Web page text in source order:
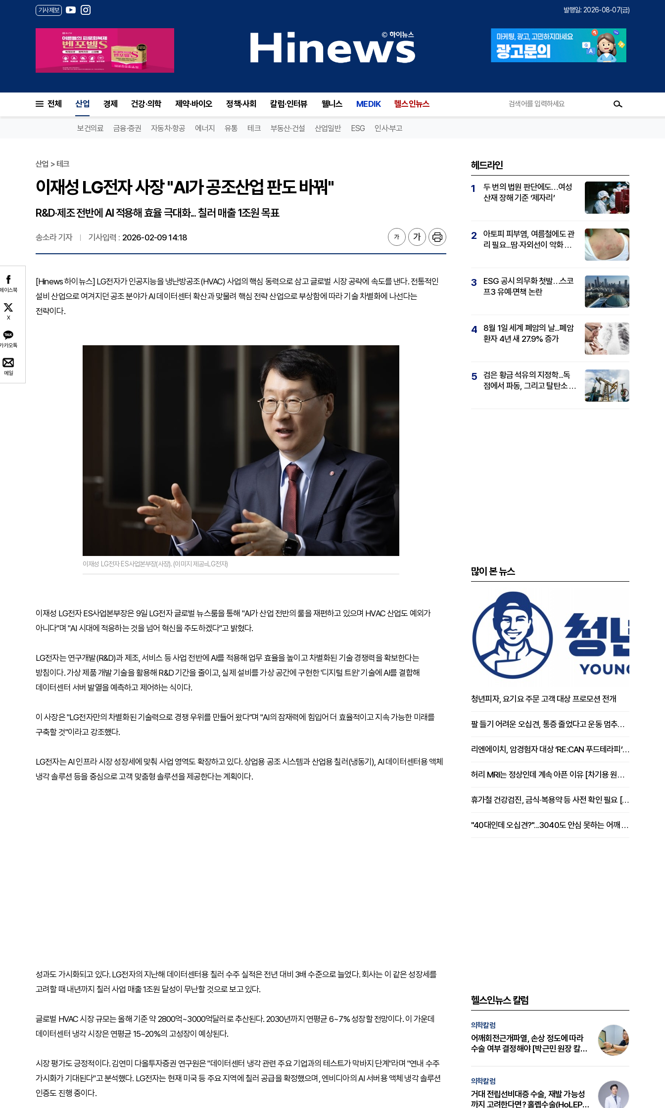
기사제보 발행일: 2026-08-07(금)
전체 산업 경제 건강·의학 제약·바이오 정책·사회 칼럼·인터뷰 웰니스 MEDIK 헬스인뉴스
보건의료 금융·증권 자동차·항공 에너지 유통 테크 부동산·건설 산업일반 ESG 인사·부고
이스북
X
카오톡
메일
산업 > 테크
이재성 LG전자 사장 "AI가 공조산업 판도 바꿔"
R&D·제조 전반에 AI 적용해 효율 극대화... 칠러 매출 1조원 목표
송소라 기자 기사입력 : 2026-02-09 14:18
[Hinews 하이뉴스] LG전자가 인공지능을 냉난방공조(HVAC) 사업의 핵심 동력으로 삼고 글로벌 시장 공략에 속도를 낸다. 전통적인
설비 산업으로 여겨지던 공조 분야가 AI 데이터센터 확산과 맞물려 핵심 전략 산업으로 부상함에 따라 기술 차별화에 나선다는
전략이다.
이재성 LG전자 ES사업본부장(사장). (이미지 제공=LG전자)
이재성 LG전자 ES사업본부장은 9일 LG전자 글로벌 뉴스룸을 통해 "AI가 산업 전반의 룰을 재편하고 있으며 HVAC 산업도 예외가
아니다"며 "AI 시대에 적응하는 것을 넘어 혁신을 주도하겠다"고 밝혔다.
LG전자는 연구개발(R&D)과 제조, 서비스 등 사업 전반에 AI를 적용해 업무 효율을 높이고 차별화된 기술 경쟁력을 확보한다는
방침이다. 가상 제품 개발 기술을 활용해 R&D 기간을 줄이고, 실제 설비를 가상 공간에 구현한 '디지털 트윈' 기술에 AI를 결합해
데이터센터 서버 발열을 예측하고 제어하는 식이다.
이 사장은 "LG전자만의 차별화된 기술력으로 경쟁 우위를 만들어 왔다"며 "AI의 잠재력에 힘입어 더 효율적이고 지속 가능한 미래를
구축할 것"이라고 강조했다.
LG전자는 AI 인프라 시장 성장세에 맞춰 사업 영역도 확장하고 있다. 상업용 공조 시스템과 산업용 칠러(냉동기), AI 데이터센터용 액체
냉각 솔루션 등을 중심으로 고객 맞춤형 솔루션을 제공한다는 계획이다.
성과도 가시화되고 있다. LG전자의 지난해 데이터센터용 칠러 수주 실적은 전년 대비 3배 수준으로 늘었다. 회사는 이 같은 성장세를
고려할 때 내년까지 칠러 사업 매출 1조원 달성이 무난할 것으로 보고 있다.
글로벌 HVAC 시장 규모는 올해 기준 약 2800억~3000억달러로 추산된다. 2030년까지 연평균 6~7% 성장할 전망이다. 이 가운데
데이터센터 냉각 시장은 연평균 15~20%의 고성장이 예상된다.
시장 평가도 긍정적이다. 김연미 다올투자증권 연구원은 "데이터센터 냉각 관련 주요 기업과의 테스트가 막바지 단계"라며 "연내 수주
가시화가 기대된다"고 분석했다. LG전자는 현재 미국 등 주요 지역에 칠러 공급을 확정했으며, 엔비디아의 AI 서버용 액체 냉각 솔루션
인증도 진행 중이다.
헤드라인
1
두 번의 법원 판단에도…여성
산재 장해 기준 ‘제자리’
2
아토피 피부염, 여름철에도 관
리 필요...땀·자외선이 악화 요
3
ESG 공시 의무화 첫발…스코
프3 유예·면책 논란
4
8월 1일 세계 폐암의 날...폐암
환자 4년 새 27.9% 증가
5
검은 황금 석유의 지정학...독
점에서 파동, 그리고 탈탄소 패
많이 본 뉴스
청년피자, 요기요 주문 고객 대상 프로모션 전개
팔 들기 어려운 오십견, 통증 줄었다고 운동 멈추면 안 되는 이유 [이병욱 원장 칼럼]
리엔에이치, 암경험자 대상 ‘RE:CAN 푸드테라피’ 운영
허리 MRI는 정상인데 계속 아픈 이유 [차기용 원장 칼럼]
휴가철 건강검진, 금식·복용약 등 사전 확인 필요 [정도감 원장 칼럼]
"40대인데 오십견?"...3040도 안심 못하는 어깨 유착성 관절낭염
헬스인뉴스 칼럼
의학칼럼
어깨회전근개파열, 손상 정도에 따라
수술 여부 결정해야 [박근민 원장 칼
의학칼럼
거대 전립선비대증 수술, 재발 가능성
까지 고려한다면? 홀렙수술(HoLEP)